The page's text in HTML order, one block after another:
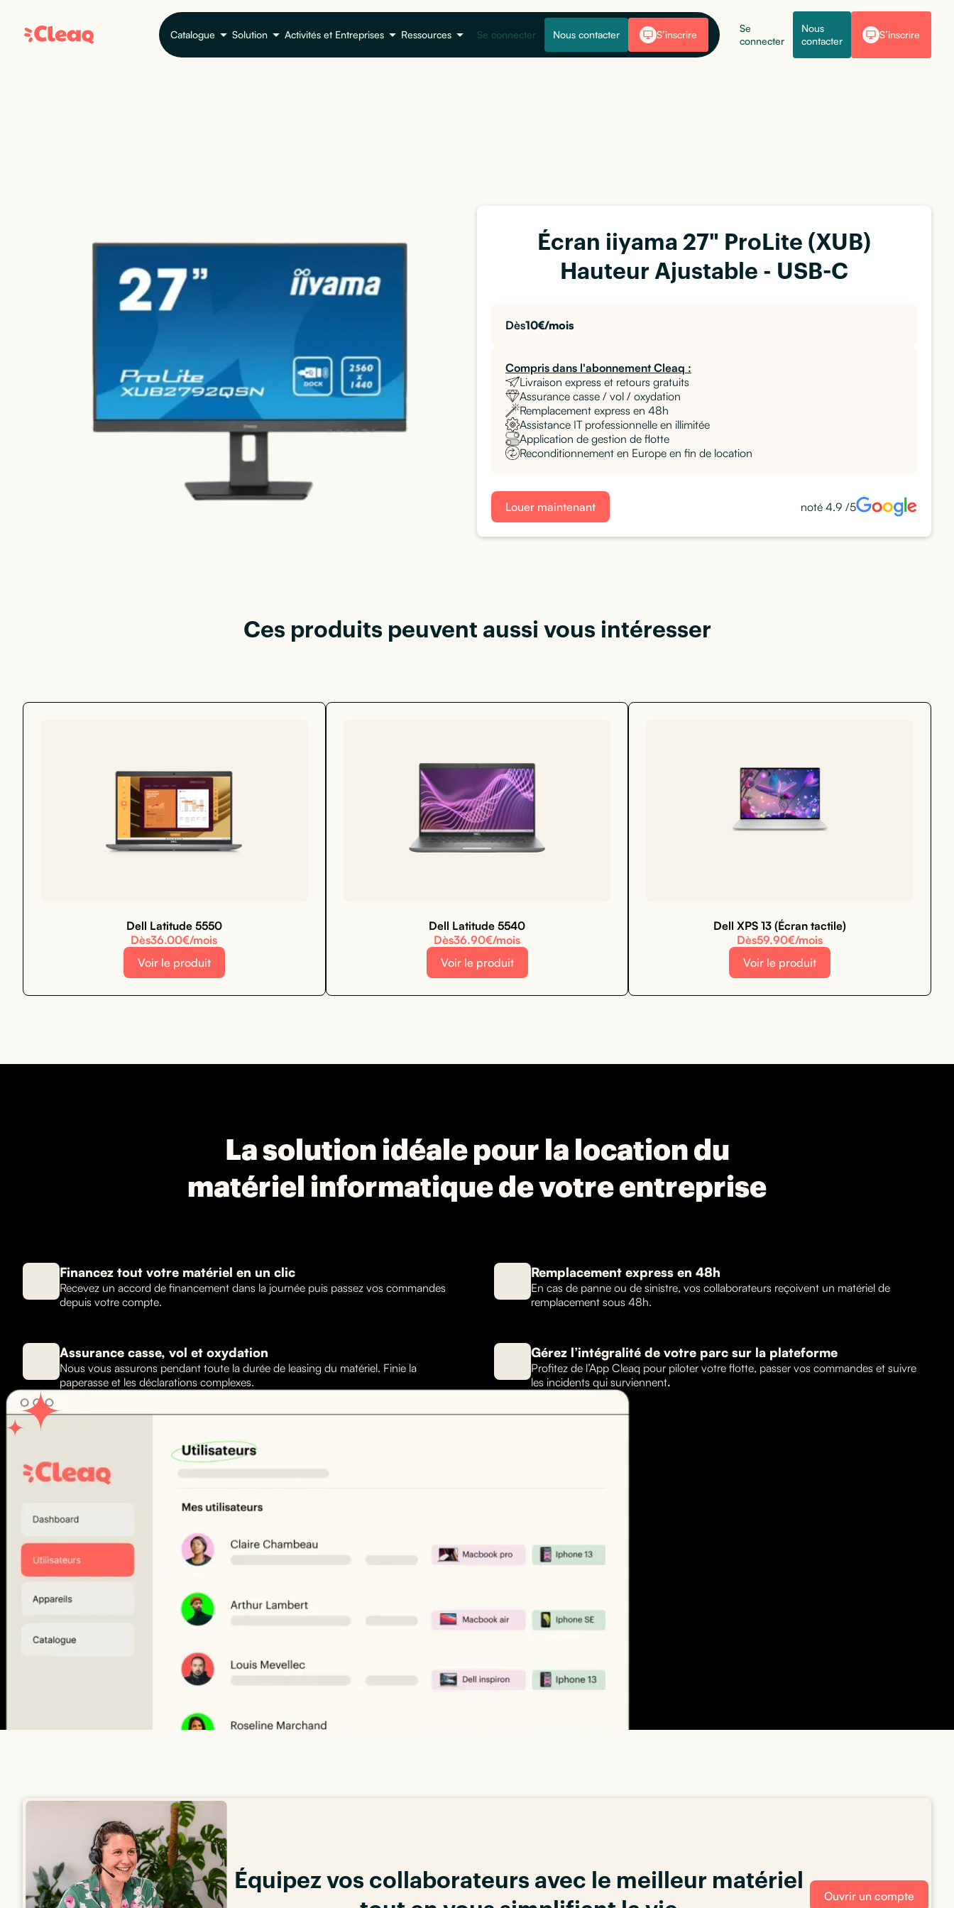
Catalogue Solution Activités et Entreprises Ressources Se connecter Nous contacter S’inscrire
Se
connecter
Nous
contacter
S’inscrire
Écran iiyama 27" ProLite (XUB)
Hauteur Ajustable - USB-C
Dès10€/mois
Compris dans l'abonnement Cleaq :
Livraison express et retours gratuits
Assurance casse / vol / oxydation
Remplacement express en 48h
Assistance IT professionnelle en illimitée
Application de gestion de flotte
Reconditionnement en Europe en fin de location
Louer maintenant noté 4.9 /5
Ces produits peuvent aussi vous intéresser
Dell Latitude 5550
Dès36.00€/mois
Voir le produit
Dell Latitude 5540
Dès36.90€/mois
Voir le produit
Dell XPS 13 (Écran tactile)
Dès59.90€/mois
Voir le produit
La solution idéale pour la location du
matériel informatique de votre entreprise
Financez tout votre matériel en un clic
Recevez un accord de financement dans la journée puis passez vos commandes
depuis votre compte.
Remplacement express en 48h
En cas de panne ou de sinistre, vos collaborateurs reçoivent un matériel de
remplacement sous 48h.
Assurance casse, vol et oxydation
Nous vous assurons pendant toute la durée de leasing du matériel. Finie la
paperasse et les déclarations complexes.
Gérez l’intégralité de votre parc sur la plateforme
Profitez de l’App Cleaq pour piloter votre flotte, passer vos commandes et suivre
les incidents qui surviennent.
Équipez vos collaborateurs avec le meilleur matériel
Ouvrir un compte